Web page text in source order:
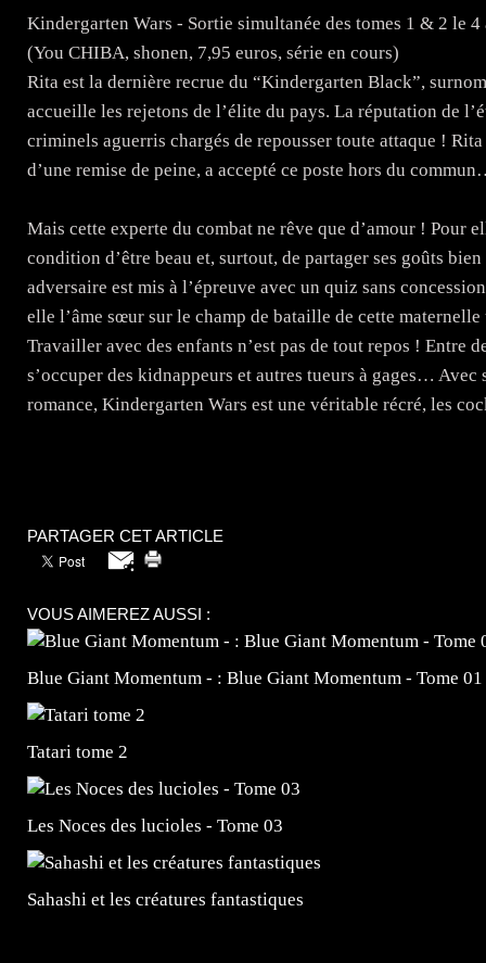
Kindergarten Wars - Sortie simultanée des tomes 1 & 2 le
(You CHIBA, shonen, 7,95 euros, série en cours)
Rita est la dernière recrue du “Kindergarten Black”,
accueille les rejetons de l’élite du pays. La réputation de
criminels aguerris chargés de repousser toute attaque !
d’une remise de peine, a accepté ce poste hors du
Mais cette experte du combat ne rêve que d’amour ! Pour
condition d’être beau et, surtout, de partager ses goûts
adversaire est mis à l’épreuve avec un quiz sans
elle l’âme sœur sur le champ de bataille de cette
Travailler avec des enfants n’est pas de tout repos ! Entre
s’occuper des kidnappeurs et autres tueurs à gages… Avec
romance, Kindergarten Wars est une véritable récré, les
PARTAGER CET ARTICLE
VOUS AIMEREZ AUSSI :
Blue Giant Momentum - : Blue Giant Momentum - Tome 01
Tatari tome 2
Les Noces des lucioles - Tome 03
Sahashi et les créatures fantastiques